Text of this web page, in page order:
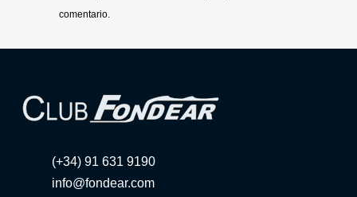
comentario.
(+34) 91 631 9190
info@fondear.com